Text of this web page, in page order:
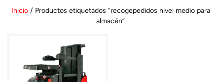
Inicio/ Productos etiquetados “recogepedidos nivel medio para
almacén”